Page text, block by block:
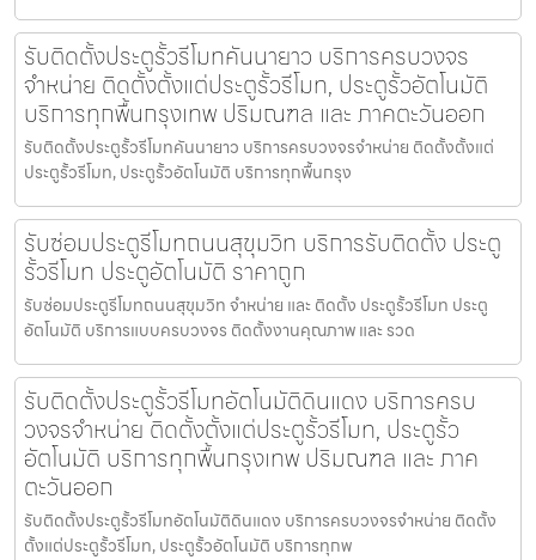
รับติดตั้งประตูรั้วรีโมทคันนายาว บริการครบวงจร
จำหน่าย ติดตั้งตั้งแต่ประตูรั้วรีโมท, ประตูรั้วอัตโนมัติ
บริการทุกพื้นกรุงเทพ ปริมณฑล และ ภาคตะวันออก
รับติดตั้งประตูรั้วรีโมทคันนายาว บริการครบวงจรจำหน่าย ติดตั้งตั้งแต่
ประตูรั้วรีโมท, ประตูรั้วอัตโนมัติ บริการทุกพื้นกรุง
รับซ่อมประตูรีโมทถนนสุขุมวิท บริการรับติดตั้ง ประตู
รั้วรีโมท ประตูอัตโนมัติ ราคาถูก
รับซ่อมประตูรีโมทถนนสุขุมวิท จำหน่าย และ ติดตั้ง ประตูรั้วรีโมท ประตู
อัตโนมัติ บริการแบบครบวงจร ติดตั้งงานคุณภาพ และ รวด
รับติดตั้งประตูรั้วรีโมทอัตโนมัติดินแดง บริการครบ
วงจรจำหน่าย ติดตั้งตั้งแต่ประตูรั้วรีโมท, ประตูรั้ว
อัตโนมัติ บริการทุกพื้นกรุงเทพ ปริมณฑล และ ภาค
ตะวันออก
รับติดตั้งประตูรั้วรีโมทอัตโนมัติดินแดง บริการครบวงจรจำหน่าย ติดตั้ง
ตั้งแต่ประตูรั้วรีโมท, ประตูรั้วอัตโนมัติ บริการทุกพ